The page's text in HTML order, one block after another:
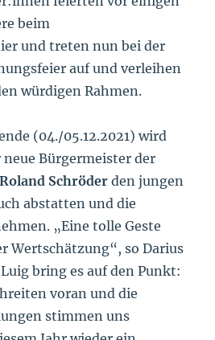
beim
und treten nun bei der
auf und verleihen
würdigen Rahmen.
(04./05.12.2021) wird
Bürgermeister der
Schröder den jungen
abstatten und die
„Eine tolle Geste
Wertschätzung“, so Darius
bring es auf den Punkt:
voran und die
stimmen uns